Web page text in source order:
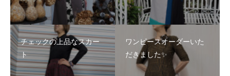
チェックの上品なスカー
ト
ワンピースオーダーいた
だきました✨